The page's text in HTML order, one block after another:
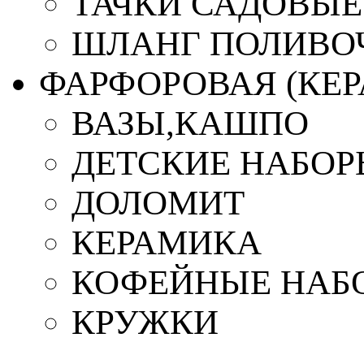
ШЛАНГ
ФАРФОРОВАЯ
ВАЗЫ,КАШПО
ДЕТСКИЕ
ДОЛОМИТ
КЕРАМИКА
КОФЕЙНЫЕ
КРУЖКИ